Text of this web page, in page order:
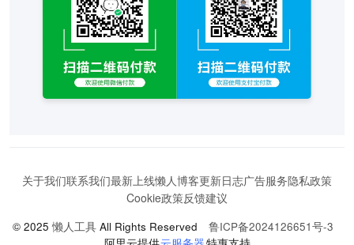
关于我们联系我们最新上线懒人博客更新日志广告服务隐私政策
Cookie政策反馈建议
© 2025懒人工具 All Rights Reserved
鲁ICP备2024126651号-3